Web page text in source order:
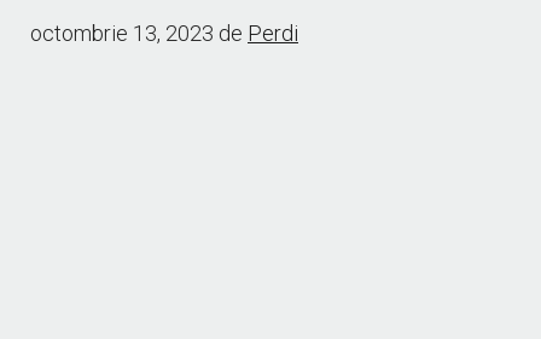
octombrie 13, 2023 de Perdi